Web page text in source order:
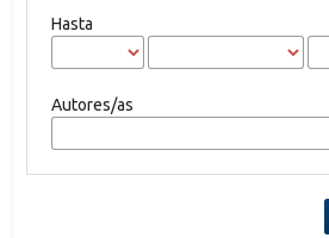
Hasta
Autores/as